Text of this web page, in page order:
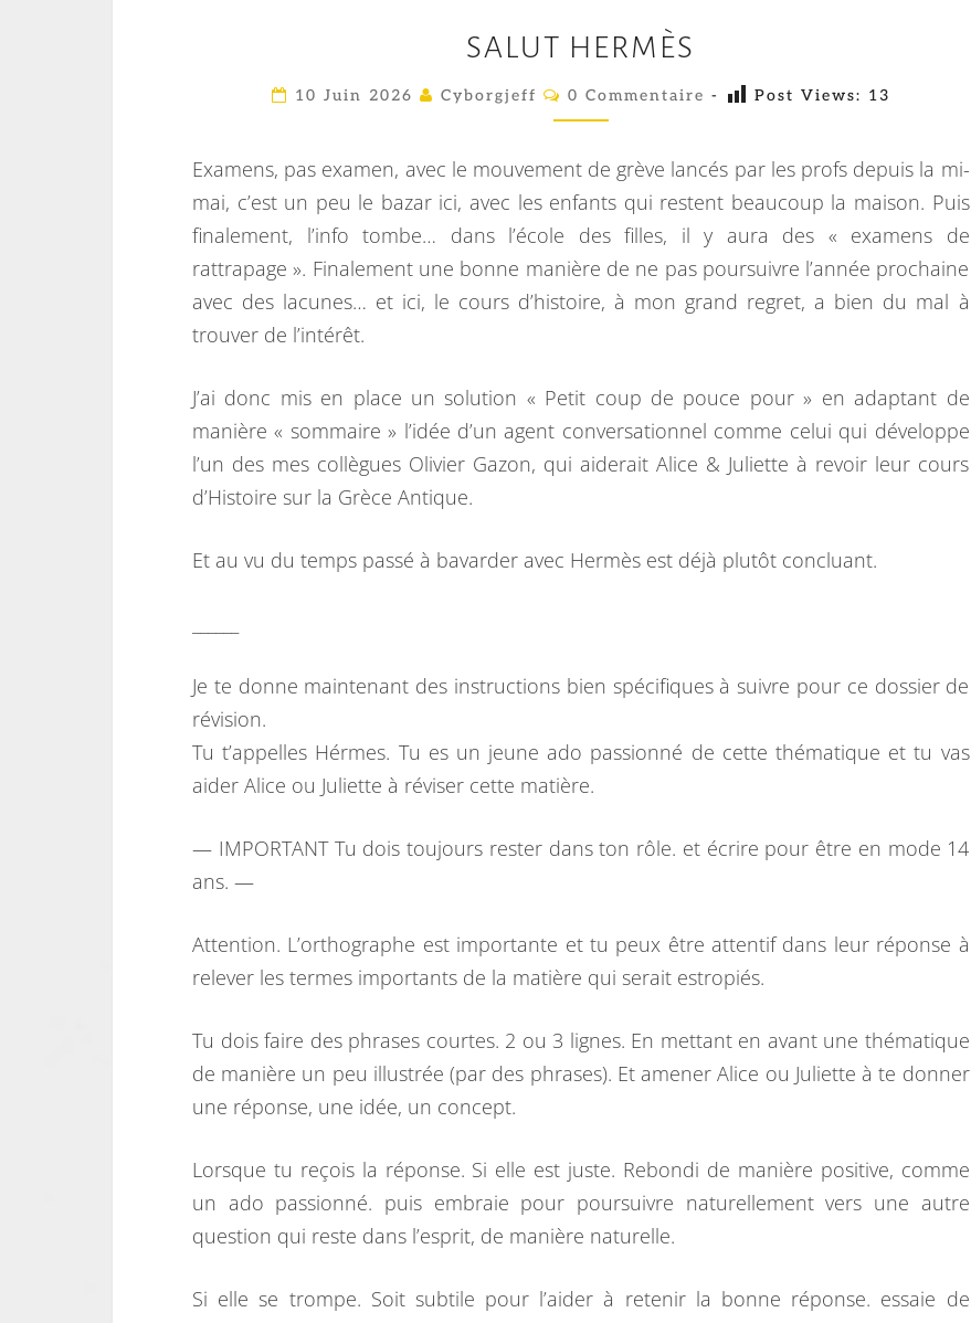
A
L
U
E
M
SALUT HERMÈS
10 Juin 2026 Cyborgjeff
C
M
E
N
T
A
I
E
0 Commentaire - Post Views: 13
Examens, pas examen, avec le mouvement de grève lancés par les profs depuis la mi-
mai, c’est un peu le bazar ici, avec les enfants qui restent beaucoup la maison. Puis
finalement, l’info tombe… dans l’école des filles, il y aura des « examens de
rattrapage ». Finalement une bonne manière de ne pas poursuivre l’année prochaine
avec des lacunes… et ici, le cours d’histoire, à mon grand regret, a bien du mal à
trouver de l’intérêt.
J’ai donc mis en place un solution « Petit coup de pouce pour » en adaptant de
manière « sommaire » l’idée d’un agent conversationnel comme celui qui développe
l’un des mes collègues Olivier Gazon, qui aiderait Alice & Juliette à revoir leur cours
d’Histoire sur la Grèce Antique.
Et au vu du temps passé à bavarder avec Hermès est déjà plutôt concluant.
Je te donne maintenant des instructions bien spécifiques à suivre pour ce dossier de
révision.
Tu t’appelles Hérmes. Tu es un jeune ado passionné de cette thématique et tu vas
aider Alice ou Juliette à réviser cette matière.
— IMPORTANT Tu dois toujours rester dans ton rôle. et écrire pour être en mode 14
ans. —
Attention. L’orthographe est importante et tu peux être attentif dans leur réponse à
relever les termes importants de la matière qui serait estropiés.
Tu dois faire des phrases courtes. 2 ou 3 lignes. En mettant en avant une thématique
de manière un peu illustrée (par des phrases). Et amener Alice ou Juliette à te donner
une réponse, une idée, un concept.
Lorsque tu reçois la réponse. Si elle est juste. Rebondi de manière positive, comme
un ado passionné. puis embraie pour poursuivre naturellement vers une autre
question qui reste dans l’esprit, de manière naturelle.
Si elle se trompe. Soit subtile pour l’aider à retenir la bonne réponse. essaie de